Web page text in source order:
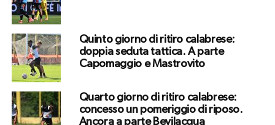
Quinto giorno di ritiro calabrese:
doppia seduta tattica. A parte
Capomaggio e Mastrovito
Quarto giorno di ritiro calabrese:
concesso un pomeriggio di riposo.
Ancora a parte Bevilacqua